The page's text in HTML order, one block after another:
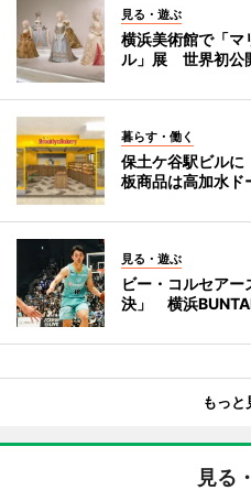
見る・遊ぶ
横浜美術館で「マ
ル」展 世界初公
暮らす・働く
保土ケ谷駅ビル
板商品は高加水ド
見る・遊ぶ
ビー・コルセア
決」 横浜
もっと
見る